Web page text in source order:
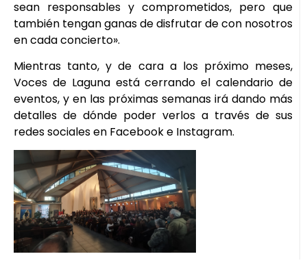
sean responsables y comprometidos, pero que
también tengan ganas de disfrutar de con nosotros
en cada concierto».
Mientras tanto, y de cara a los próximo meses,
Voces de Laguna está cerrando el calendario de
eventos, y en las próximas semanas irá dando más
detalles de dónde poder verlos a través de sus
redes sociales en Facebook e Instagram.